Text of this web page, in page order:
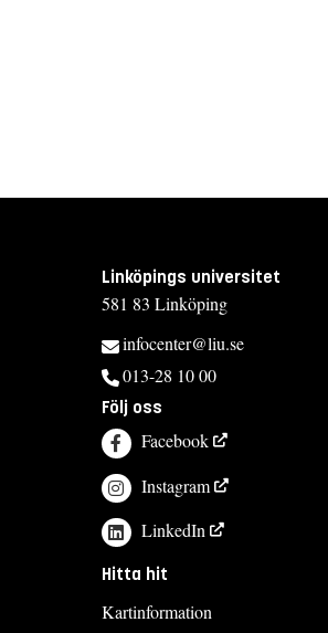
Linköpings universitet
581 83 Linköping
infocenter@liu.se
013-28 10 00
Följ oss
Facebook
Instagram
LinkedIn
Hitta hit
Kartinformation